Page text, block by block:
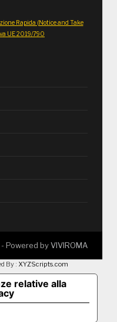
Rapida (Notice and Take
UE 2019/790
- Powered byVIVIROMA
By : XYZScripts.com
relative alla